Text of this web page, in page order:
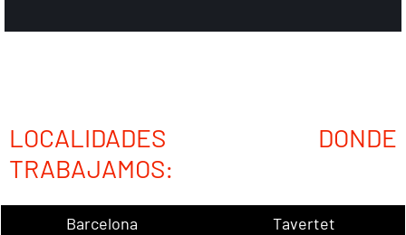
LOCALIDADES DONDE
TRABAJAMOS:
Barcelona
Tavertet